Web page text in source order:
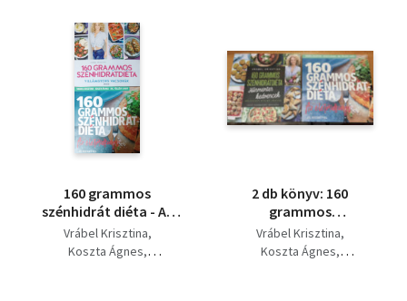
160 grammos
szénhidrát diéta - Az
életmódkönyv +
Villámgyors vacsorák
Vrábel Krisztina
Koszta Ágnes
2 db könyv: 160
grammos
szénhidrátdiéta -
Húsmentes kedvencek
Vrábel Krisztina
Koszta Ágnes